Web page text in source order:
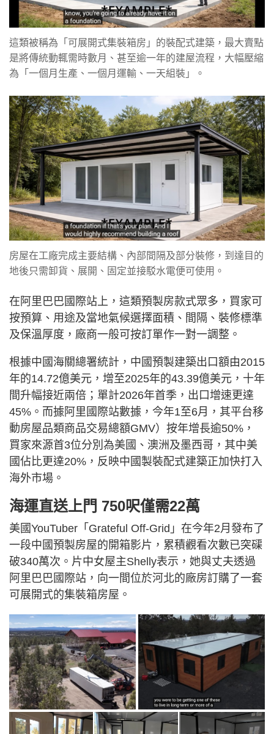
這類被稱為「可展開式集裝箱房」的裝配式建築，最大賣點
是將傳統動輒需時數月、甚至逾一年的建屋流程，大幅壓縮
為「一個月生產、一個月運輸、一天組裝」。
房屋在工廠完成主要結構、內部間隔及部分裝修，到達目的
地後只需卸貨、展開、固定並接駁水電便可使用。
在阿里巴巴國際站上，這類預製房款式眾多，買家可
按預算、用途及當地氣候選擇面積、間隔、裝修標準
及保溫厚度，廠商一般可按訂單作一對一調整。
根據中國海關總署統計，中國預製建築出口額由2015
年的14.72億美元，增至2025年的43.39億美元，十年
間升幅接近兩倍；單計2026年首季，出口增速更達
45%。而據阿里國際站數據，今年1至6月，其平台移
動房屋品類商品交易總額GMV）按年增長逾50%，
買家來源首3位分別為美國、澳洲及墨西哥，其中美
國佔比更達20%，反映中國製裝配式建築正加快打入
海外市場。
海運直送上門 750呎僅需22萬
美國YouTuber「Grateful Off-Grid」在今年2月發布了
一段中國預製房屋的開箱影片，累積觀看次數已突磲
破340萬次。片中女屋主Shelly表示，她與丈夫透過
阿里巴巴國際站，向一間位於河北的廠房訂購了一套
可展開式的集裝箱房屋。